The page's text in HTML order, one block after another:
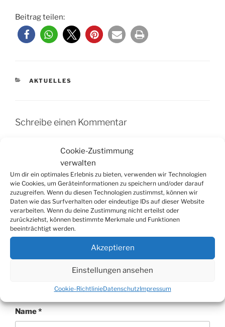
Cookie-Zustimmung
verwalten
Um dir ein optimales Erlebnis zu bieten, verwenden wir Technologien
wie Cookies, um Geräteinformationen zu speichern und/oder darauf
zuzugreifen. Wenn du diesen Technologien zustimmst, können wir
Daten wie das Surfverhalten oder eindeutige IDs auf dieser Website
verarbeiten. Wenn du deine Zustimmung nicht erteilst oder
zurückziehst, können bestimmte Merkmale und Funktionen
beeinträchtigt werden.
Akzeptieren
Einstellungen ansehen
Cookie-RichtlinieDatenschutzImpressum
Beitrag teilen:
KATEGORIEN
AKTUELLES
Schreibe einen Kommentar
Erforderliche Felder sind mit*markiert
Kommentar*
Name*